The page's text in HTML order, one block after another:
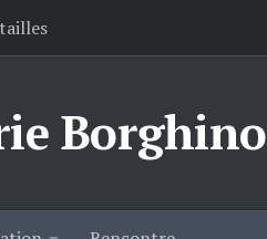
Borghino